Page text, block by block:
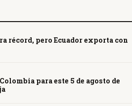
récord, pero Ecuador exporta con
para este 5 de agosto de